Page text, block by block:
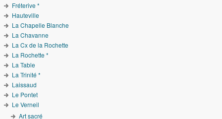
Fréterive *
Hauteville
La Chapelle Blanche
La Chavanne
La Cx de la Rochette
La Rochette *
La Table
La Trinité *
Laissaud
Le Pontet
Le Verneil
Art sacré